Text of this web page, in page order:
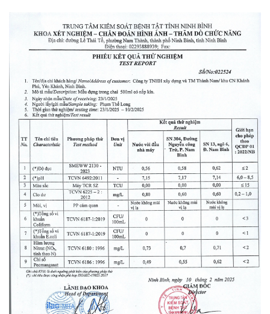
Báo cáo xét nghiệm nước
tháng 1 đến tháng 4 năm
Ôn thi luật giao thông
GPLX 2026
Tra cứu số gplx hạng A1
thi ngày 25/4/2026
Trung tâm dạy lái xe
Thành Nam thay thế xe
tập lái hạng C1 mới
Số GPLX của thí
ngày 3-9-2025
thêm vào VNeID
Số GPLX của thí
sáng ngày 8-8-
cách thêm vào
Phòng CSGT đột
trong cải cách
hành chính. Sau
sát hạch, thí sinh nhận số
đủ điều kiện để lái xe